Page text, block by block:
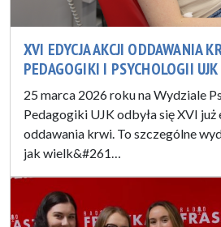
XVI EDYCJA AKCJI ODDAWANIA
PEDAGOGIKI I PSYCHOLOGII UJK
25 marca 2026 roku na Wydziale
Pedagogiki UJK odbyła się XVI
oddawania krwi. To szczególne
jak wielk&#261…